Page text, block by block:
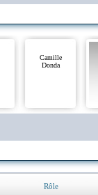
Camille
Donda
Rôle